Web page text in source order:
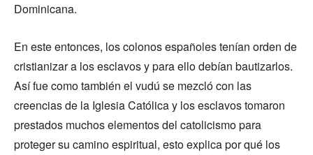
Dominicana.
En este entonces, los colonos españoles tenían orden de
cristianizar a los esclavos y para ello debían bautizarlos.
Así fue como también el vudú se mezcló con las
creencias de la Iglesia Católica y los esclavos tomaron
prestados muchos elementos del catolicismo para
proteger su camino espiritual, esto explica por qué los